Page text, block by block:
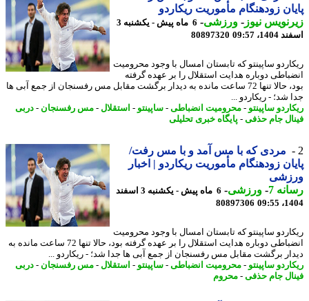
زودهنگام مأموریت ریکاردو
نیوز-ورزشی-
6 ماه پیش - یکشنبه 3
09:57
80897320
ساپینتو که تابستان امسال با وجود محرومیت
دوباره هدایت استقلال را بر عهده گرفته
بود، حالا تنها 72 ساعت مانده به دیدار برگشت مقابل مس رفسنجان از جمع آبی ها
شد؛ - ریکاردو ...
ساپینتو-محرومیت انضباطی-ساپینتو-استقلال-مس رفسنجان-دربی
جام حذفی-پایگاه خبری تحلیلی
مردی که با مس آمد و با مس رفت/
زودهنگام مأموریت ریکاردو | اخبار
7
-ورزشی-
6 ماه پیش - یکشنبه 3 اسفند
80897306
ساپینتو که تابستان امسال با وجود محرومیت
انضباطی دوباره هدایت استقلال را بر عهده گرفته بود، حالا تنها 72 ساعت مانده به
برگشت مقابل مس رفسنجان از جمع آبی ها جدا شد؛ - ریکاردو ...
ساپینتو-محرومیت انضباطی-ساپینتو-استقلال-مس رفسنجان-دربی
جام حذفی-محروم